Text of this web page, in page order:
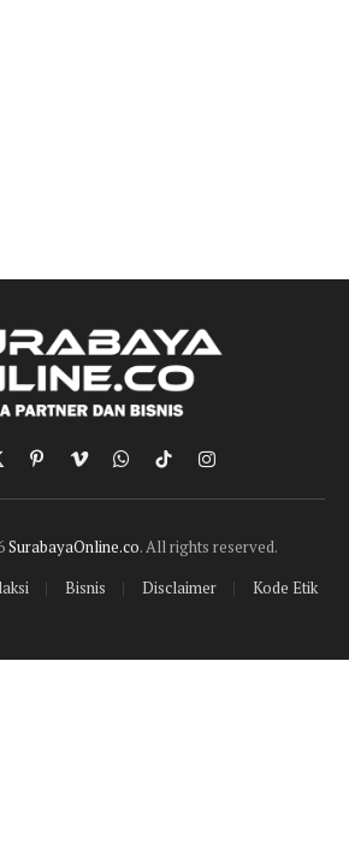
PinterestVimeoWhatsApp
TikTokInstagram
SurabayaOnline.co. All rights reserved.
Bisnis Disclaimer Kode Etik